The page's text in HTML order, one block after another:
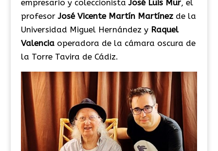
empresario y coleccionistaJosé Luis Mur, el
profesorJosé Vicente Martín Martínezde la
Universidad Miguel Hernández y Raquel
Valenciaoperadora de la cámara oscura de
la Torre Tavira de Cádiz.